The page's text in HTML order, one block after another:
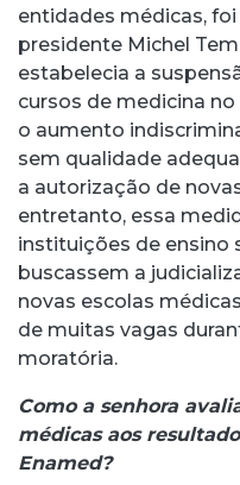
entidades médicas,
presidente Michel
estabelecia a
cursos de medicina
o aumento
sem qualidade
a autorização de
entretanto, essa
instituições de ensino
buscassem a
novas escolas
de muitas vagas
moratória.
Como a senhora
médicas aos
Enamed?